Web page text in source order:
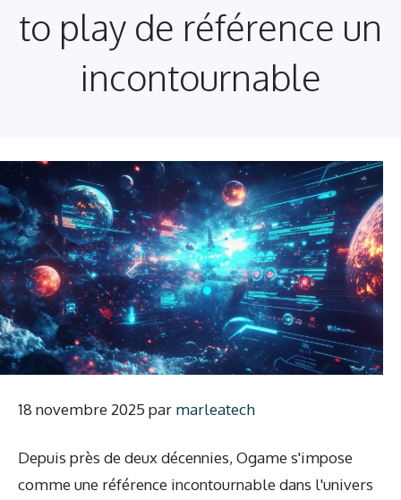
to play de référence un
incontournable
18 novembre 2025 par marleatech
Depuis près de deux décennies, Ogame s'impose
comme une référence incontournable dans l'univers